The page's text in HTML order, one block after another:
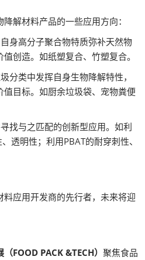
解材料产品的一些应用方向：
身高分子聚合物特质弥补天然物
创造。如纸塑复合、竹塑复合。
分类中发挥自身生物降解特性，
目标。如厨余垃圾袋、宠物粪便
找与之匹配的创新型应用。如利
透明性；利用PBAT的耐穿刺性、
应用开发商的先行者，未来将迎
FOOD PACK &TECH） 聚焦食品